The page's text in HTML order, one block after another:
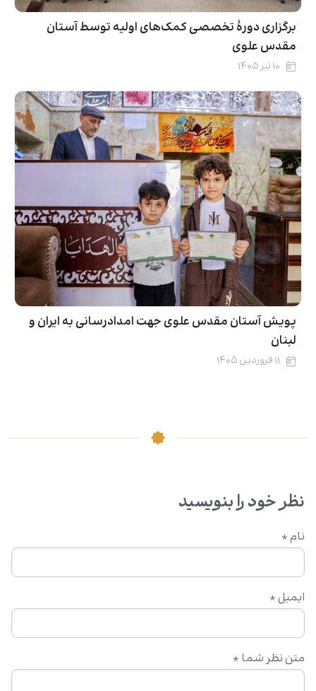
برگزاری دورۀ تخصصی کمک‌های اولیه توسط آستان
مقدس علوی
۱۰ تیر ۱۴۰۵
پویش آستان مقدس علوی جهت امدادرسانی به ایران و
لبنان
۱۱ فروردین ۱۴۰۵
نظر خود را بنویسید
متن نظر شما *
نام *
ایمیل *